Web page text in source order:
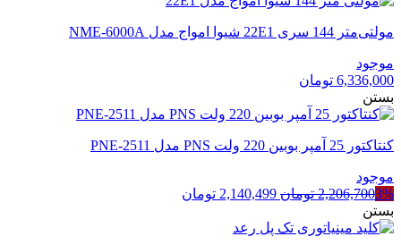
مولتی‌متر 144 سری 22E1 شیوا امواج مدل NME-6000A
موجود
6,336,000 تومان
بستن
کنتاکتور 25 آمپر بوبین 220 ولت PNS مدل PNE-2511
موجود
3%
2,206,700 تومان قیمت
2,140,499 تومان
بستن